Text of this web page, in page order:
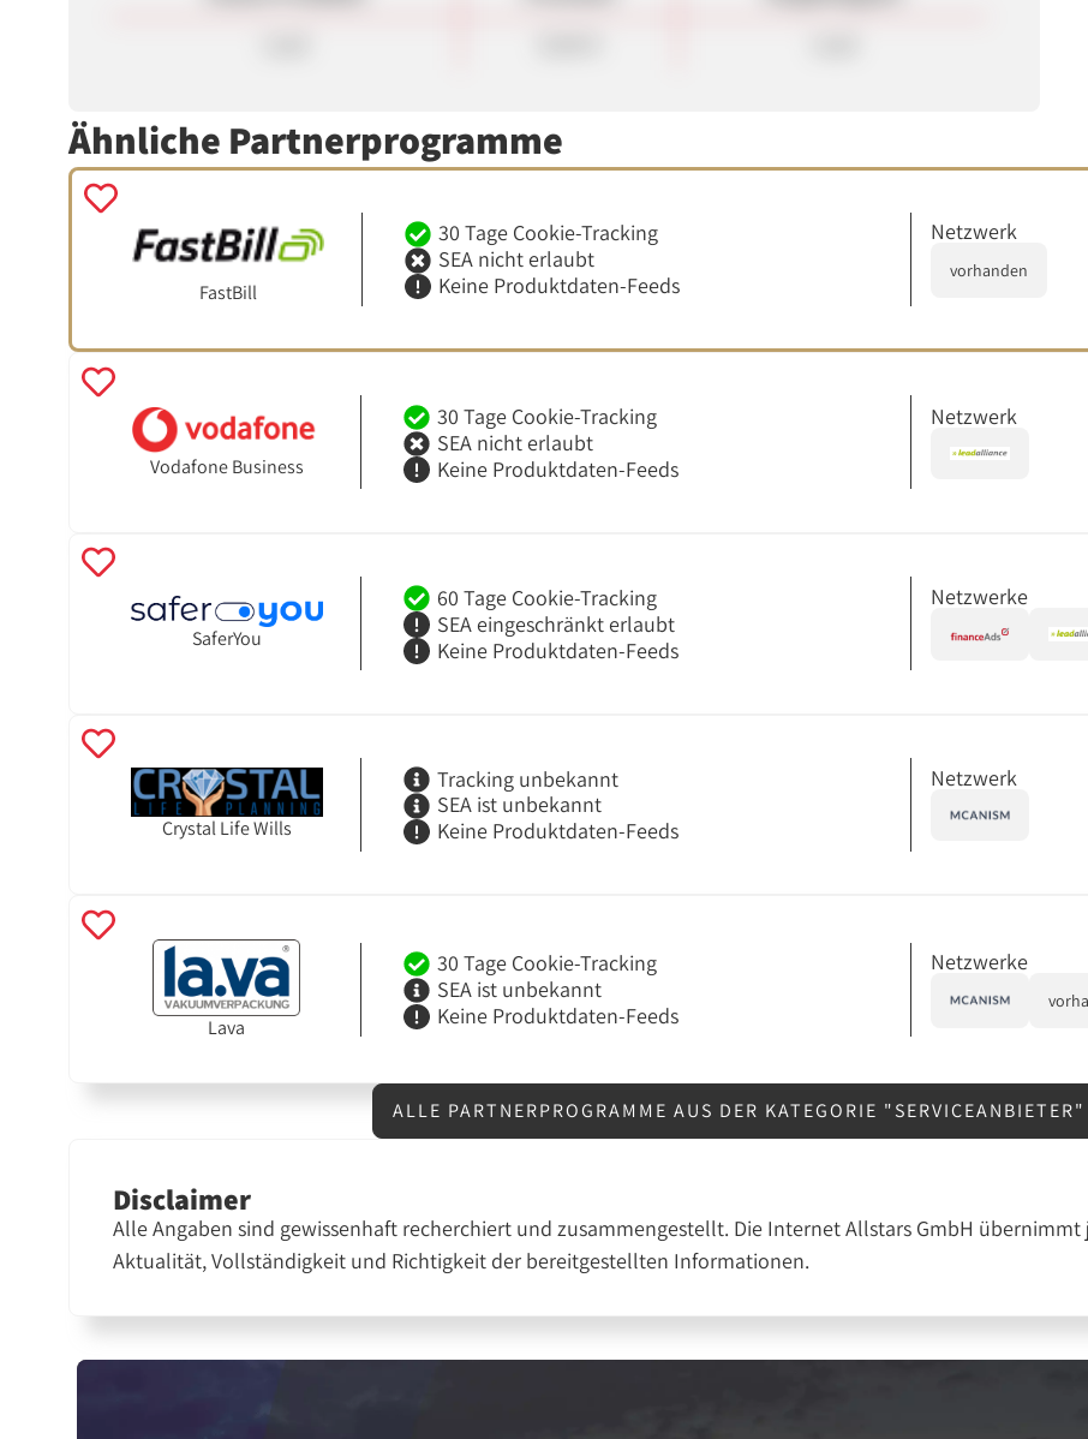
Ähnliche Partnerprogramme
FastBill
30 Tage Cookie-Tracking
SEA nicht erlaubt
Keine Produktdaten-Feeds
Netzwerk
vorhanden
Vodafone Business
30 Tage Cookie-Tracking
SEA nicht erlaubt
Keine Produktdaten-Feeds
Netzwerk
SaferYou
60 Tage Cookie-Tracking
SEA eingeschränkt erlaubt
Keine Produktdaten-Feeds
Netzwerke
Crystal Life Wills
Tracking unbekannt
SEA ist unbekannt
Keine Produktdaten-Feeds
Netzwerk
Lava
30 Tage Cookie-Tracking
SEA ist unbekannt
Keine Produktdaten-Feeds
Netzwerke
ALLE PARTNERPROGRAMME AUS DER KATEGORIE "SERVICEANBIETER"
Disclaimer
Alle Angaben sind gewissenhaft recherchiert und zusammengestellt. Die Internet Allstars GmbH
Aktualität, Vollständigkeit und Richtigkeit der bereitgestellten Informationen.